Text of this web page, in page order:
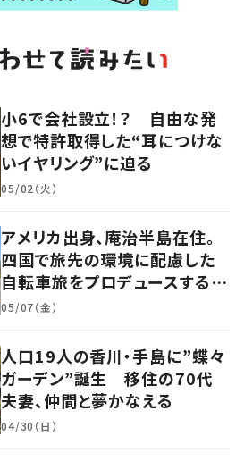
小6で会社設立！？ 自由な発
想で特許取得した“耳につけな
いイヤリング”に迫る
05/02（火）
アメリカ出身、庵治半島在住。
四国で旅先の環境に配慮した
自転車旅をプロデュースする
「おもてなし」の心
05/07（金）
人口19人の香川・手島に”蝶々
ガーデン”誕生 移住の70代
夫妻、仲間と夢かなえる
04/30（日）